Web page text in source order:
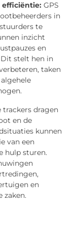
efficiëntie: GPS
in
te
inzicht
en
stelt hen in
taken
trackers dragen
en de
kunnen
van een
hulp sturen.
en
zaken.